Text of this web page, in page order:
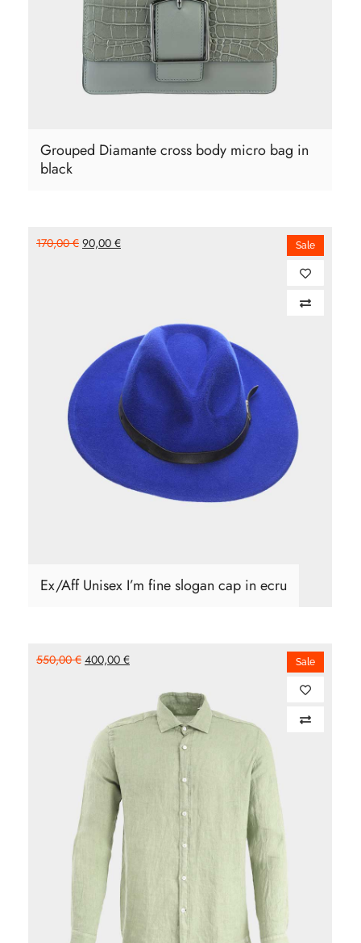
Grouped Diamante cross body micro bag in
black
Select Options
Sale
170,00€ 90,00 €
Ex/Aff Unisex I’m fine slogan cap in ecru
Buy Product
Sale
550,00€ 400,00 €
View Products